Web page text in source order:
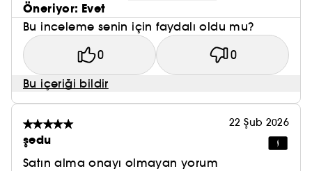
Öneriyor: Evet
Bu inceleme senin için faydalı oldu mu?
0 0
Bu içeriği bildir
22 Şub 2026
şedu
Satın alma onayı olmayan yorum